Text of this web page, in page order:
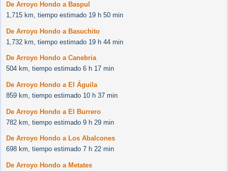
De Arroyo Hondo a Baspul
1,715 km, tiempo estimado 19 h 50 min
De Arroyo Hondo a Basuchito
1,732 km, tiempo estimado 19 h 44 min
De Arroyo Hondo a Canebria
504 km, tiempo estimado 6 h 17 min
De Arroyo Hondo a El Águila
859 km, tiempo estimado 10 h 37 min
De Arroyo Hondo a El Burrero
782 km, tiempo estimado 9 h 29 min
De Arroyo Hondo a Los Abalcones
698 km, tiempo estimado 7 h 22 min
De Arroyo Hondo a Metates